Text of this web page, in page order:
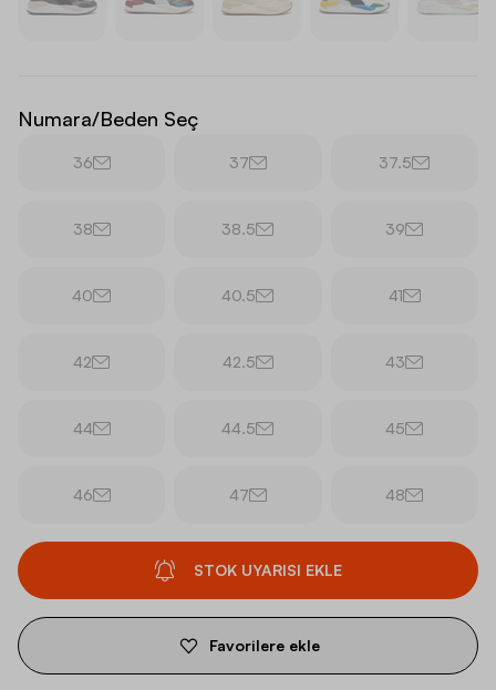
Numara/Beden Seç
36 37 37.5
38 38.5 39
40 40.5 41
42 42.5 43
44 44.5 45
46 47 48
STOK UYARISI EKLE
Favorilere ekle